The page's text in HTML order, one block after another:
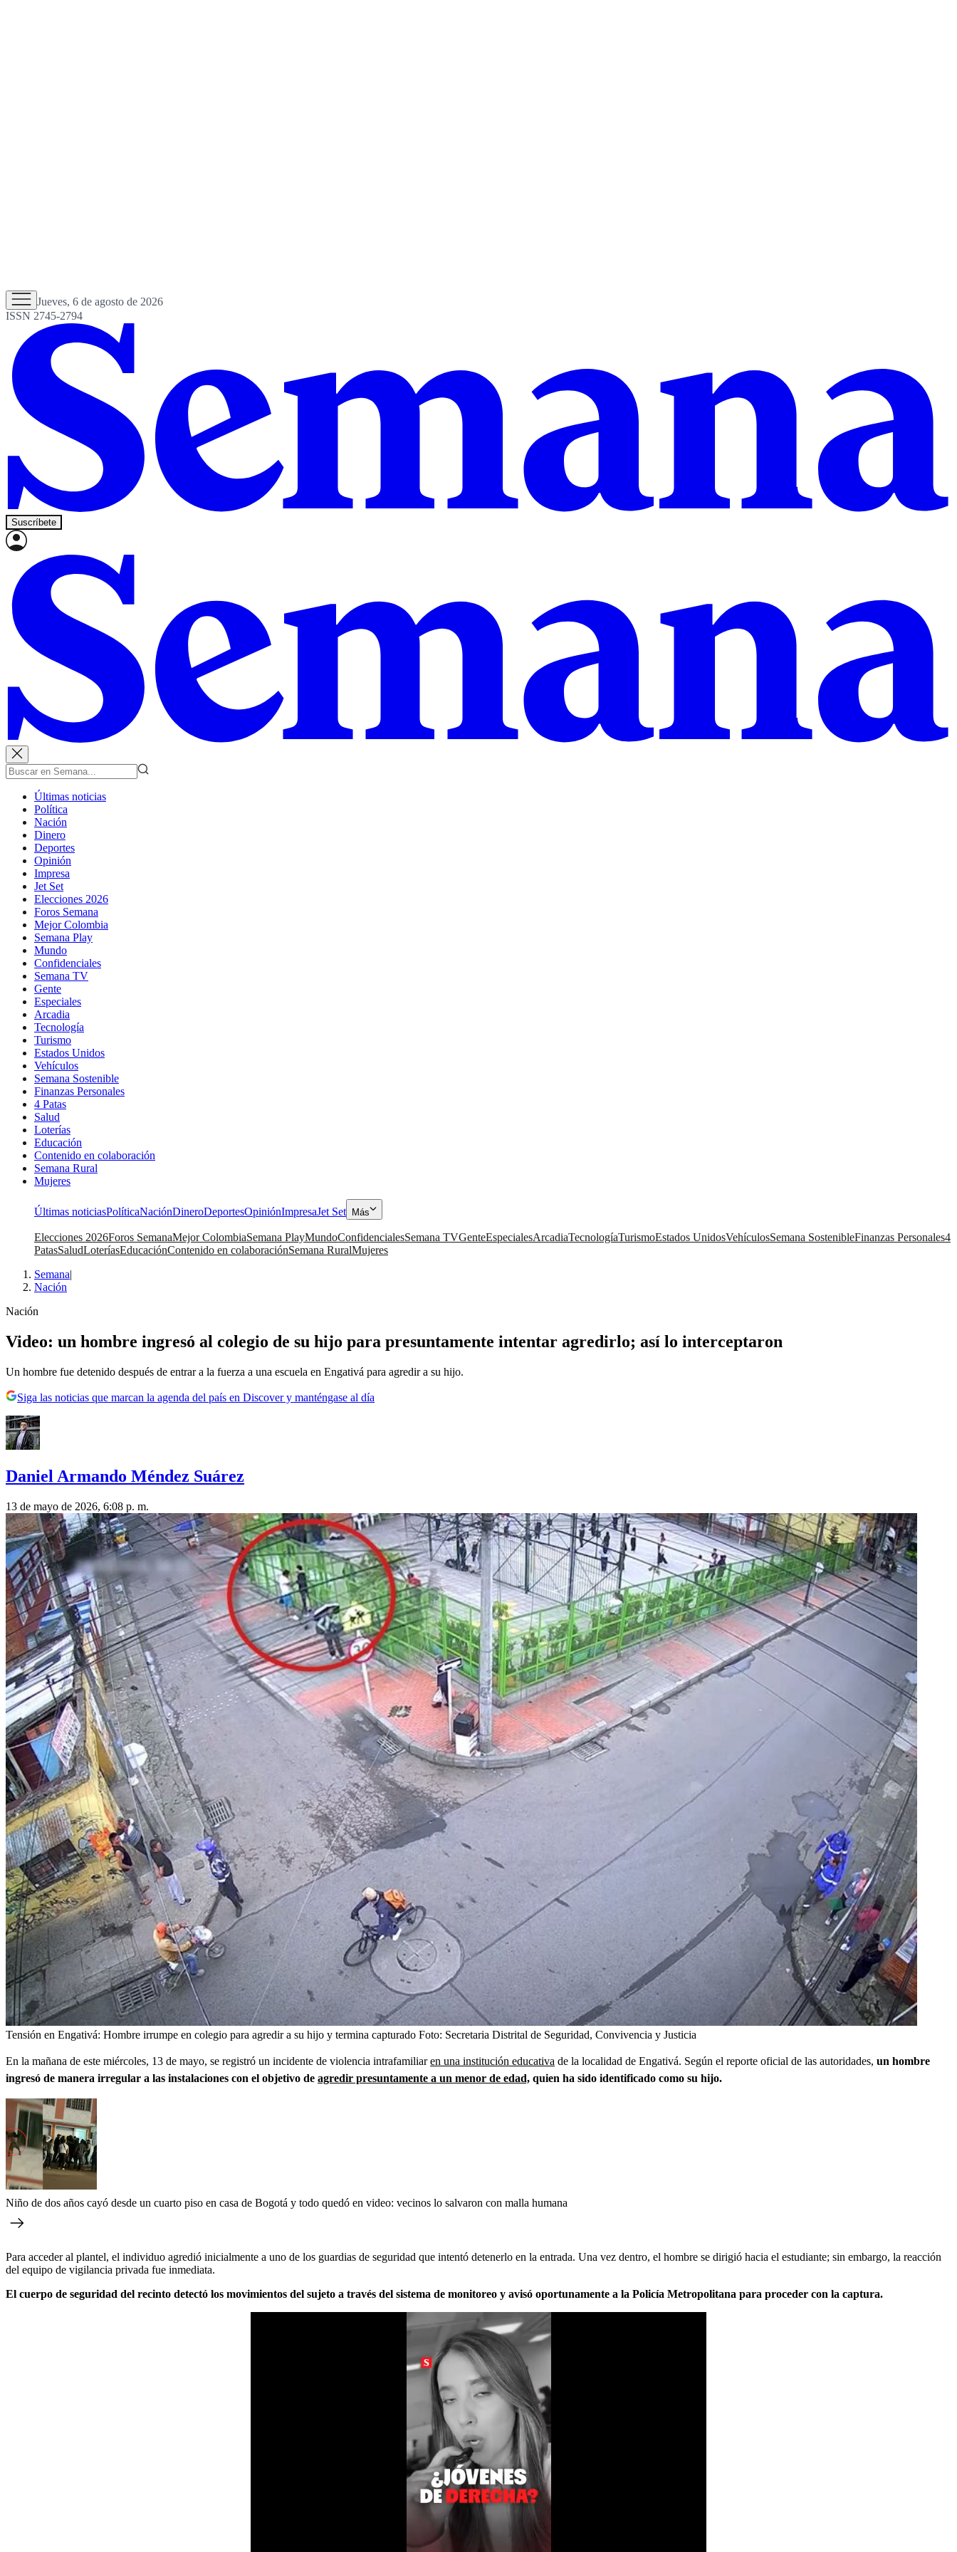
Jueves, 6 de agosto de 2026
ISSN 2745-2794
Suscríbete
Últimas noticias
Política
Nación
Dinero
Deportes
Opinión
Impresa
Jet Set
Elecciones 2026
Foros Semana
Mejor Colombia
Semana Play
Mundo
Confidenciales
Semana TV
Gente
Especiales
Arcadia
Tecnología
Turismo
Estados Unidos
Vehículos
Semana Sostenible
Finanzas Personales
4 Patas
Salud
Loterías
Educación
Contenido en colaboración
Semana Rural
Mujeres
Últimas noticiasPolíticaNaciónDineroDeportesOpiniónImpresaJet Set Más
Elecciones 2026Foros SemanaMejor ColombiaSemana PlayMundoConfidencialesSemana TVGenteEspecialesArcadiaTecnologíaTurismoEstados UnidosVehículosSemana SostenibleFinanzas Personales4
PatasSaludLoteríasEducaciónContenido en colaboraciónSemana RuralMujeres
Semana|
Nación
Nación
Video: un hombre ingresó al colegio de su hijo para presuntamente intentar agredirlo; así lo interceptaron
Un hombre fue detenido después de entrar a la fuerza a una escuela en Engativá para agredir a su hijo.
Siga las noticias que marcan la agenda del país en Discover y manténgase al día
Daniel Armando Méndez Suárez
13 de mayo de 2026, 6:08 p. m.
Tensión en Engativá: Hombre irrumpe en colegio para agredir a su hijo y termina capturado Foto: Secretaria Distrital de Seguridad, Convivencia y Justicia
En la mañana de este miércoles, 13 de mayo, se registró un incidente de violencia intrafamiliaren una institución educativa de la localidad de Engativá. Según el reporte oficial de las autoridades, un hombre
ingresó de manera irregular a las instalaciones con el objetivo de agredir presuntamente a un menor de edad, quien ha sido identificado como su hijo.
Niño de dos años cayó desde un cuarto piso en casa de Bogotá y todo quedó en video: vecinos lo salvaron con malla humana
Para acceder al plantel, el individuo agredió inicialmente a uno de los guardias de seguridad que intentó detenerlo en la entrada. Una vez dentro, el hombre se dirigió hacia el estudiante; sin embargo, la reacción
del equipo de vigilancia privada fue inmediata.
El cuerpo de seguridad del recinto detectó los movimientos del sujeto a través del sistema de monitoreo y avisó oportunamente a la Policía Metropolitana para proceder con la captura.